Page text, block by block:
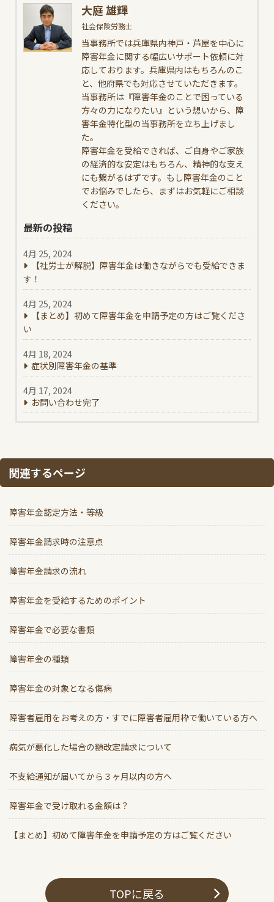
大庭 雄輝
社会保険労務士
当事務所では兵庫県内神戸・芦屋を中心に
障害年金に関する幅広いサポート依頼に対
応しております。兵庫県内はもちろんのこ
と、他府県でも対応させていただきます。
当事務所は『障害年金のことで困っている
方々の力になりたい』という想いから、障
害年金特化型の当事務所を立ち上げまし
た。
障害年金を受給できれば、ご自身やご家族
の経済的な安定はもちろん、精神的な支え
にも繋がるはずです。もし障害年金のこと
でお悩みでしたら、まずはお気軽にご相談
ください。
最新の投稿
4月 25, 2024
【社労士が解説】障害年金は働きながらでも受給できま
す！
4月 25, 2024
【まとめ】初めて障害年金を申請予定の方はご覧くださ
い
4月 18, 2024
症状別障害年金の基準
4月 17, 2024
お問い合わせ完了
関連するページ
障害年金認定方法・等級
障害年金請求時の注意点
障害年金請求の流れ
障害年金を受給するためのポイント
障害年金で必要な書類
障害年金の種類
障害年金の対象となる傷病
障害者雇用をお考えの方・すでに障害者雇用枠で働いている方へ
病気が悪化した場合の額改定請求について
不支給通知が届いてから３ヶ月以内の方へ
障害年金で受け取れる金額は？
【まとめ】初めて障害年金を申請予定の方はご覧ください
TOPに戻る